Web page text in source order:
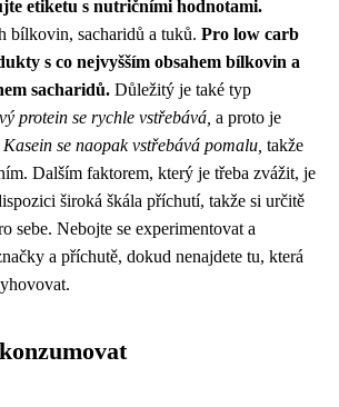
etiketu s nutričními hodnotami.
bílkovin, sacharidů a tuků. Pro low carb
s co nejvyšším obsahem bílkovin a
sacharidů. Důležitý je také typ
protein se rychle vstřebává, a proto je
Kasein se naopak vstřebává pomalu, takže
Dalším faktorem, který je třeba zvážit, je
široká škála příchutí, takže si určitě
sebe. Nebojte se experimentovat a
a příchutě, dokud nenajdete tu, která